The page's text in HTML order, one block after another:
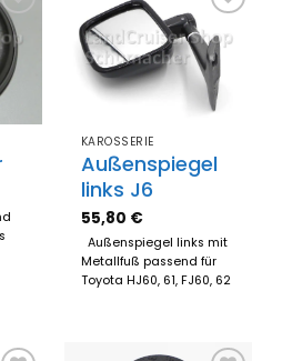
Zum
Merkzettel
hinzufügen
KAROSSERIE
Außenspiegel
links J6
55,80 €
Außenspiegel links mit
Metallfuß passend für
Toyota HJ60, 61, FJ60, 62